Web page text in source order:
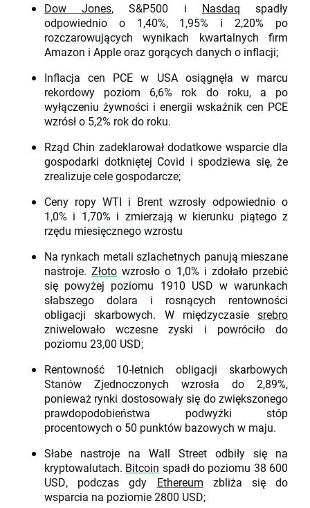
Dow Jones, S&P500 i Nasdaq spadły
odpowiednio o 1,40%, 1,95% i 2,20% po
rozczarowujących wynikach kwartalnych firm
Amazon i Apple oraz gorących danych o inflacji;
Inflacja cen PCE w USA osiągnęła w marcu
rekordowy poziom 6,6% rok do roku, a po
wyłączeniu żywności i energii wskaźnik cen PCE
wzrósł o 5,2% rok do roku.
Rząd Chin zadeklarował dodatkowe wsparcie dla
gospodarki dotkniętej Covid i spodziewa się, że
zrealizuje cele gospodarcze;
Ceny ropy WTI i Brent wzrosły odpowiednio o
1,0% i 1,70% i zmierzają w kierunku piątego z
rzędu miesięcznego wzrostu
Na rynkach metali szlachetnych panują mieszane
nastroje.Złoto wzrosło o 1,0% i zdołało przebić
się powyżej poziomu 1910 USD w warunkach
słabszego dolara i rosnących rentowności
obligacji skarbowych. W międzyczasie srebro
zniwelowało wczesne zyski i powróciło do
poziomu 23,00 USD;
Rentowność 10-letnich obligacji skarbowych
Stanów Zjednoczonych wzrosła do 2,89%,
ponieważ rynki dostosowały się do zwiększonego
prawdopodobieństwa podwyżki stóp
procentowych o 50 punktów bazowych w maju.
Słabe nastroje na Wall Street odbiły się na
kryptowalutach. Bitcoin spadł do poziomu 38 600
USD, podczas gdy Ethereum zbliża się do
wsparcia na poziomie 2800 USD;